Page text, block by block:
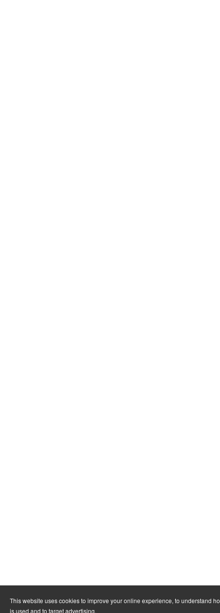
This website uses cookies to improve your online experience, to understand
is used and to target advertising.